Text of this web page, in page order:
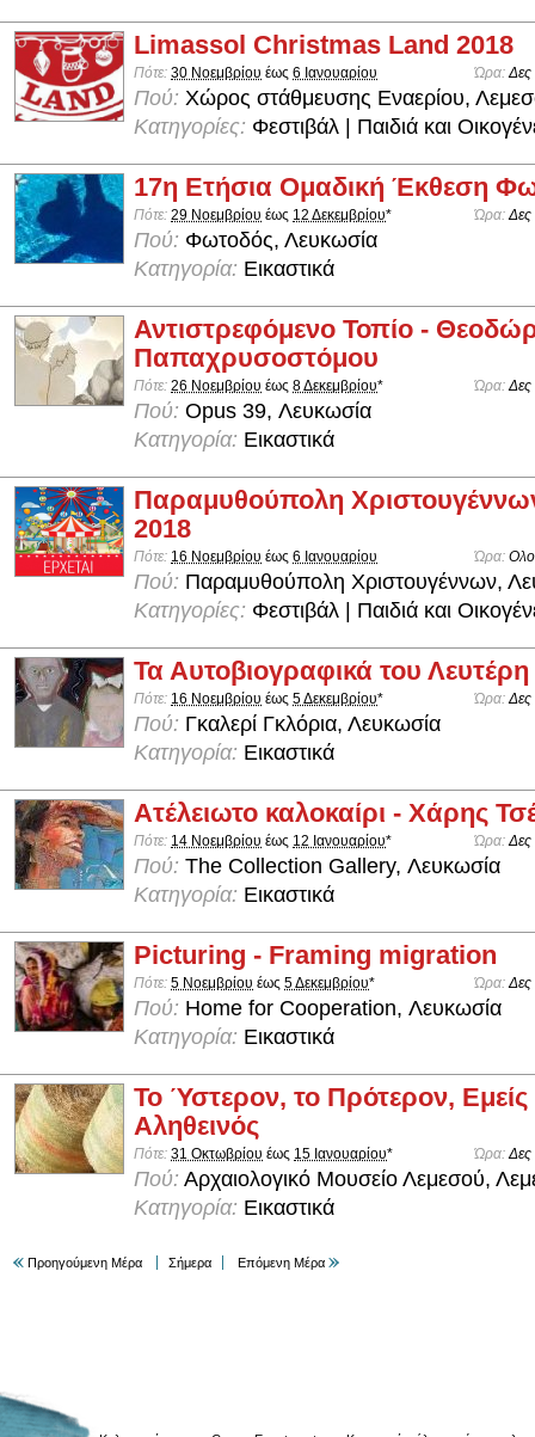
Limassol Christmas Land 2018
Πότε: 30 Νοεμβρίου έως 6 Ιανουαρίου Ώρα: Δες
Πού: Χώρος στάθμευσης Εναερίου,
Κατηγορίες: Φεστιβάλ | Παιδιά και
17η Ετήσια Ομαδική Έκθεση
Πότε: 29 Νοεμβρίου έως 12 Δεκεμβρίου* Ώρα: Δες
Πού: Φωτοδός, Λευκωσία
Κατηγορία: Εικαστικά
Αντιστρεφόμενο Τοπίο -
Παπαχρυσοστόμου
Πότε: 26 Νοεμβρίου έως 8 Δεκεμβρίου* Ώρα: Δες
Πού: Opus 39, Λευκωσία
Κατηγορία: Εικαστικά
Παραμυθούπολη
2018
Πότε: 16 Νοεμβρίου έως 6 Ιανουαρίου Ώρα:
Πού: Παραμυθούπολη Χριστουγέννων,
Κατηγορίες: Φεστιβάλ | Παιδιά και
Τα Αυτοβιογραφικά του
Πότε: 16 Νοεμβρίου έως 5 Δεκεμβρίου* Ώρα:Δες
Πού: Γκαλερί Γκλόρια, Λευκωσία
Κατηγορία: Εικαστικά
Ατέλειωτο καλοκαίρι - Χάρης
Πότε: 14 Νοεμβρίου έως 12 Ιανουαρίου* Ώρα:Δες
Πού: The Collection Gallery, Λευκωσία
Κατηγορία: Εικαστικά
Picturing - Framing migration
Πότε: 5 Νοεμβρίου έως 5 Δεκεμβρίου* Ώρα:Δες
Πού: Home for Cooperation, Λευκωσία
Κατηγορία: Εικαστικά
Το Ύστερον, το Πρότερον,
Αληθεινός
Πότε: 31 Οκτωβρίου έως 15 Ιανουαρίου* Ώρα:Δες
Πού: Αρχαιολογικό Μουσείο Λεμεσού,
Κατηγορία: Εικαστικά
Προηγούμενη Μέρα Σήμερα Επόμενη Μέρα